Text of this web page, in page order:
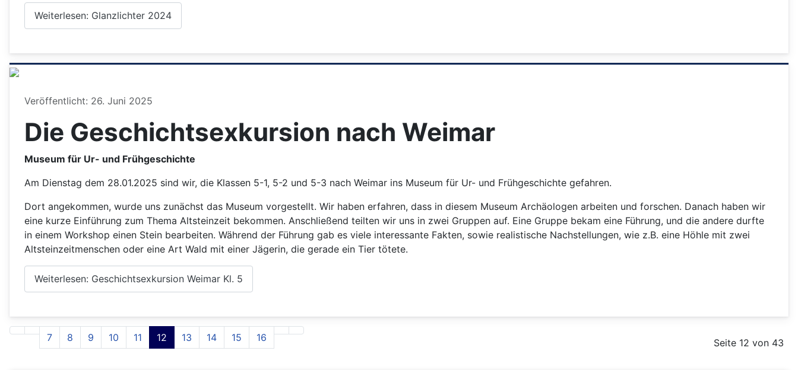
Weiterlesen: Glanzlichter 2024
Details
Veröffentlicht: 26. Juni 2025
Die Geschichtsexkursion nach Weimar
Museum für Ur- und Frühgeschichte
Am Dienstag dem 28.01.2025 sind wir, die Klassen 5-1, 5-2 und 5-3 nach Weimar ins Museum für Ur- und Frühgeschichte gefahren.
Dort angekommen, wurde uns zunächst das Museum vorgestellt. Wir haben erfahren, dass in diesem Museum Archäologen arbeiten und forschen. Danach haben wir
eine kurze Einführung zum Thema Altsteinzeit bekommen. Anschließend teilten wir uns in zwei Gruppen auf. Eine Gruppe bekam eine Führung, und die andere durfte
in einem Workshop einen Stein bearbeiten. Während der Führung gab es viele interessante Fakten, sowie realistische Nachstellungen, wie z.B. eine Höhle mit zwei
Altsteinzeitmenschen oder eine Art Wald mit einer Jägerin, die gerade ein Tier tötete.
Weiterlesen: Geschichtsexkursion Weimar Kl. 5
Seite 12 von 43
7 8 9 10 11 12 13 14 15 16